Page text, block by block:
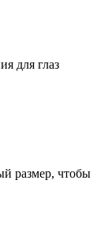
для глаз
размер, чтобы